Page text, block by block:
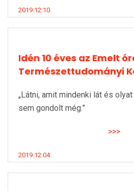
2019.12.10.
Idén 10 éves az Emelt
Természettudományi
„Látni, amit mindenki lát és
sem gondolt még.”
>>>
2019.12.04.